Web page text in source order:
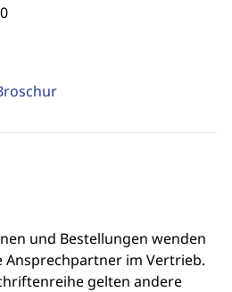
und Bestellungen wenden
Ansprechpartner im Vertrieb.
gelten andere